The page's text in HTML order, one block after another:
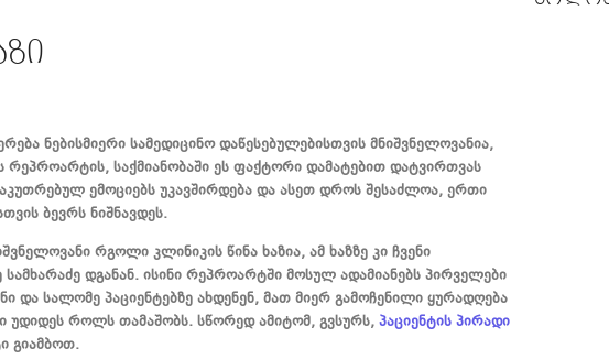
ნებისმიერი სამედიცინო დაწესებულებისთვის მნიშვნელოვანია,
საქმიანობაში ეს ფაქტორი დამატებით დატვირთვას
ემოციებს უკავშირდება და ასეთ დროს შესაძლოა, ერთი
ბევრს ნიშნავდეს.
რგოლი კლინიკის წინა ხაზია, ამ ხაზზე კი ჩვენი
დგანან. ისინი რეპროარტში მოსულ ადამიანებს პირველები
და სალომე პაციენტებზე ახდენენ, მათ მიერ გამოჩენილი ყურადღება
უდიდეს როლს თამაშობს. სწორედ ამიტომ, გვსურს, პაციენტის პირადი
გიამბოთ.